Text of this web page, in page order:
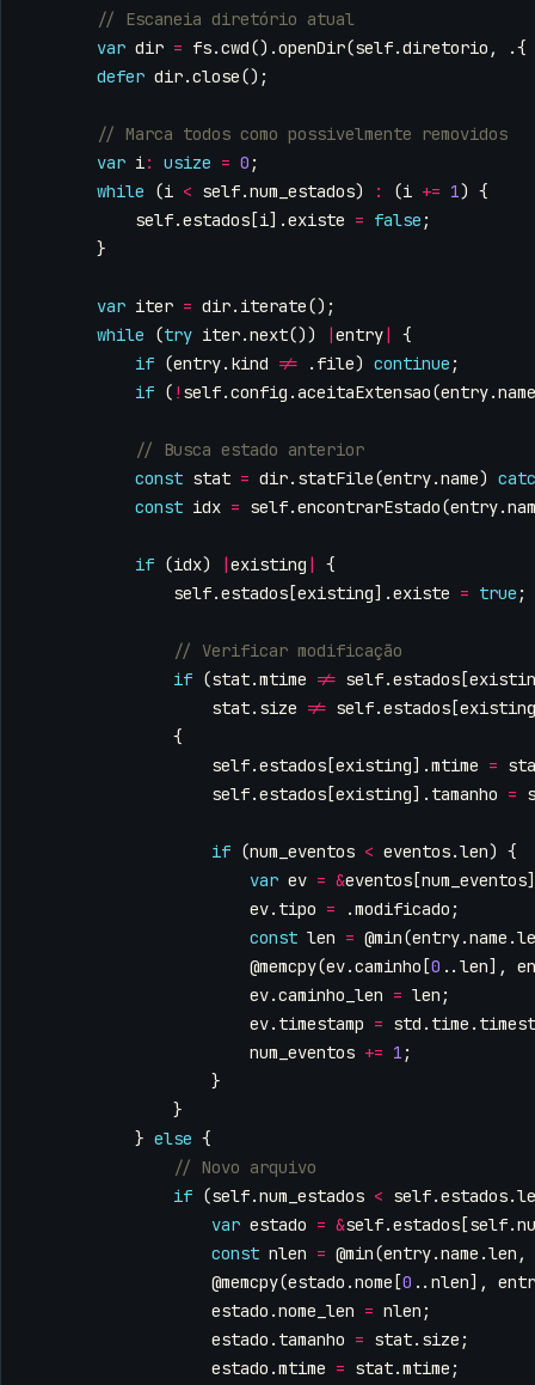
var dir = fs.cwd().openDir(self.diretorio ,
.{
defer dir.close();
var i: usize = 0 ;
while
(i < self.num_estados) : (i += 1) {
self.estados [i].existe = false ;
}
var iter = dir. iterate();
while
(try iter.next()) entry
{
if (entry. kind != . file) continue ;
if ( ! self.config .aceitaExtensao(entry.name
const stat = dir. statFile(entry.name)
const idx = self.encontrarEstado(entry.
if (idx) existing
{
self.estados [existing].existe = true ;
if (stat.mtime != self.estados [
stat. size != self.estados [existing
{
self.estados [existing].mtime =
self.estados [existing]. tamanho =
if (num_eventos < eventos.len) {
var ev = &eventos [num_eventos
ev. tipo = .modificado ;
const len = @min(entry.name .
@memcpy(ev.caminho [0 .. len],
ev.caminho_len = len ;
ev. timestamp = std . time .
num_eventos += 1 ;
}
}
} else {
if (self.num_estados < self.estados.
var estado = &self.estados [self.
const nlen = @min(entry.name .len ,
@memcpy(estado .nome [0 .. nlen],
estado .nome_len = nlen ;
estado . tamanho = stat. size ;
estado .mtime = stat.mtime ;